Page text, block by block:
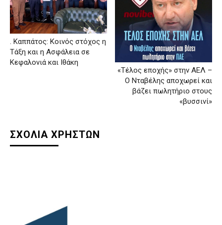
. Καππάτος: Κοινός στόχος η
Τάξη και η Ασφάλεια σε
Κεφαλονιά και Ιθάκη
«Τέλος εποχής» στην ΑΕΛ –
Ο Νταβέλης αποχωρεί και
βάζει πωλητήριο στους
«βυσσινί»
ΣΧΟΛΙΑ ΧΡΗΣΤΩΝ